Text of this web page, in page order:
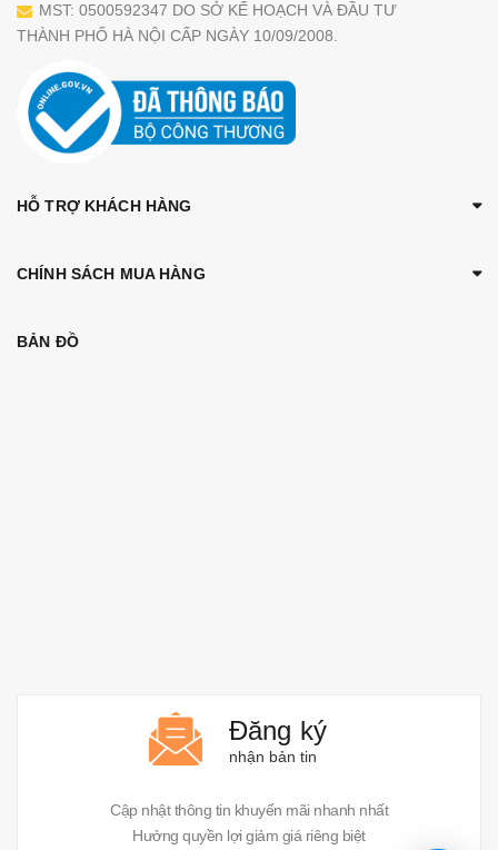
MST: 0500592347 DO SỞ KẾ HOẠCH VÀ ĐẦU TƯ
THÀNH PHỐ HÀ NỘI CẤP NGÀY 10/09/2008.
HỖ TRỢ KHÁCH HÀNG
CHÍNH SÁCH MUA HÀNG
BẢN ĐỒ
Đăng ký
nhận bản tin
Cập nhật thông tin khuyến mãi nhanh nhất
Hưởng quyền lợi giảm giá riêng biệt